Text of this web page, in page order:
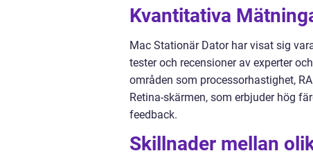
Kvantitativa
Mac Stationär Dator har visat sig
tester och recensioner av experter
områden som processorhastighet,
Retina-skärmen, som erbjuder hög
feedback.
Skillnader mellan